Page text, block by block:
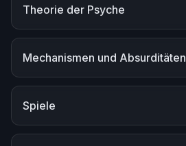
Theorie der Psyche
Mechanismen und Absurditäten
Spiele